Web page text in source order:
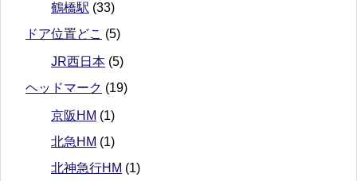
鶴橋駅 (33)
ドア位置どこ (5)
JR西日本 (5)
ヘッドマーク (19)
京阪HM (1)
北急HM (1)
北神急行HM (1)